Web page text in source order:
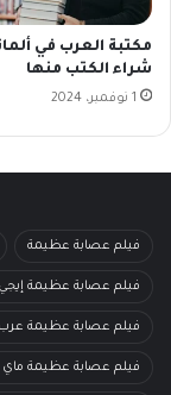
مكتبة العرب في
شراء الكتب منها
1 نوفمبر، 2024
فيلم عصابة عظيمة
فيلم عصابة عظيمة
فيلم عصابة عظيمة
فيلم عصابة عظيمة